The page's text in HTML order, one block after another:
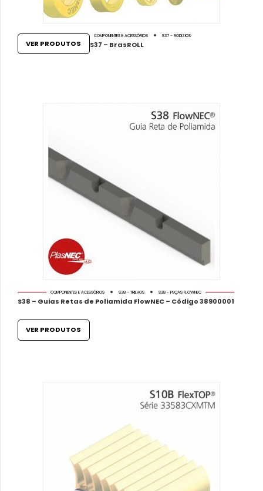
COMPONENTES E ACESSÓRIOS S37 - RODIZIOS
S37 – BrasROLL
VER PRODUTOS
COMPONENTES E ACESSÓRIOS S38 - TRILHOS S38 - PEÇAS FLOWNEC
S38 – Guias Retas de Poliamida FlowNEC – Código 38900001
VER PRODUTOS